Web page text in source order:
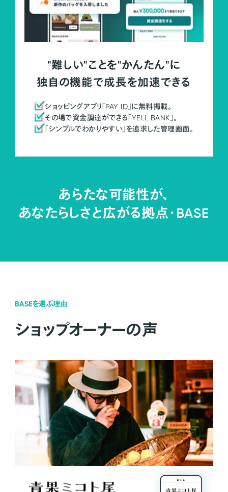
"難しい"ことを"かんたん"に
独自の機能で成長を加速できる
ショッピングアプリ「PAY ID」に無料掲載。
その場で資金調達ができる「YELL BANK」。
「シンプルでわかりやすい」を追求した管理画面。
あらたな可能性が、
あなたらしさと広がる拠点・BASE
BASEを選ぶ理由
ショップオーナーの声